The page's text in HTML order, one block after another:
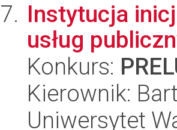
Instytucja
usług
Konkurs:
Kierownik:
Uniwersytet